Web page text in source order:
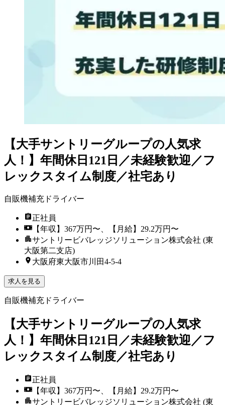
【大手サントリーグループの人気求
人！】年間休日121日／未経験歓迎／フ
レックスタイム制度／社宅あり
自販機補充ドライバー
正社員
【年収】367万円〜、【月給】29.2万円〜
サントリービバレッジソリューション株式会社 (東
大阪第二支店)
大阪府東大阪市川田4-5-4
求人を見る
自販機補充ドライバー
【大手サントリーグループの人気求
人！】年間休日121日／未経験歓迎／フ
レックスタイム制度／社宅あり
正社員
【年収】367万円〜、【月給】29.2万円〜
サントリービバレッジソリューション株式会社 (東